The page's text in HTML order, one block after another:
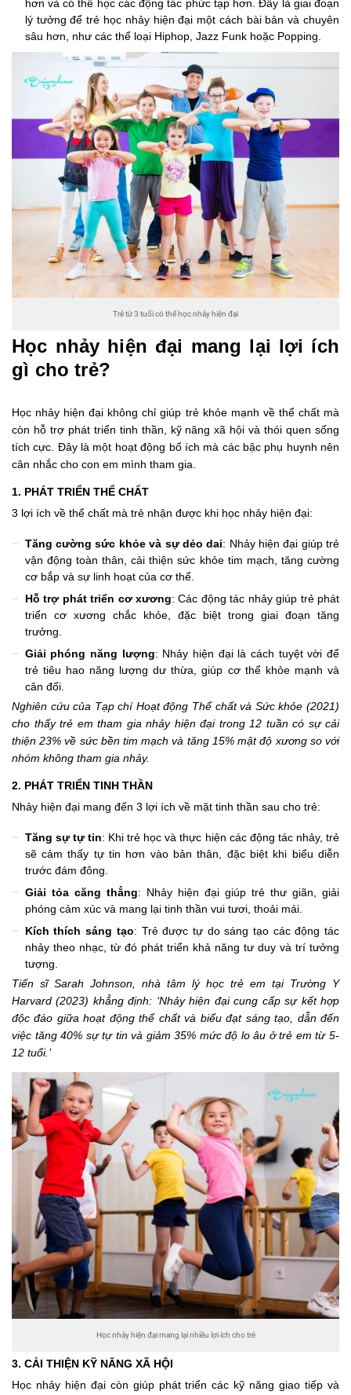
hơn và có thể học các động tác phức tạp hơn. Đây là giai đoạn
lý tưởng để trẻ học nhảy hiện đại một cách bài bản và chuyên
sâu hơn, như các thể loại Hiphop, Jazz Funk hoặc Popping.
Trẻ từ 3 tuổi có thể học nhảy hiện đại
Học nhảy hiện đại mang lại lợi ích
gì cho trẻ?
Học nhảy hiện đại không chỉ giúp trẻ khỏe mạnh về thể chất mà
còn hỗ trợ phát triển tinh thần, kỹ năng xã hội và thói quen sống
tích cực. Đây là một hoạt động bổ ích mà các bậc phụ huynh nên
cân nhắc cho con em mình tham gia.
1. PHÁT TRIỂN THỂ CHẤT
3 lợi ích về thể chất mà trẻ nhận được khi học nhảy hiện đại:
Tăng cường sức khỏe và sự dẻo dai: Nhảy hiện đại giúp trẻ
vận động toàn thân, cải thiện sức khỏe tim mạch, tăng cường
cơ bắp và sự linh hoạt của cơ thể.
Hỗ trợ phát triển cơ xương: Các động tác nhảy giúp trẻ phát
triển cơ xương chắc khỏe, đặc biệt trong giai đoạn tăng
trưởng.
Giải phóng năng lượng: Nhảy hiện đại là cách tuyệt vời để
trẻ tiêu hao năng lượng dư thừa, giúp cơ thể khỏe mạnh và
cân đối.
Nghiên cứu của Tạp chí Hoạt động Thể chất và Sức khỏe (2021)
cho thấy trẻ em tham gia nhảy hiện đại trong 12 tuần có sự cải
thiện 23% về sức bền tim mạch và tăng 15% mật độ xương so với
nhóm không tham gia nhảy.
2. PHÁT TRIỂN TINH THẦN
Nhảy hiện đại mang đến 3 lợi ích về mặt tinh thần sau cho trẻ:
Tăng sự tự tin: Khi trẻ học và thực hiện các động tác nhảy, trẻ
sẽ cảm thấy tự tin hơn vào bản thân, đặc biệt khi biểu diễn
trước đám đông.
Giải tỏa căng thẳng: Nhảy hiện đại giúp trẻ thư giãn, giải
phóng cảm xúc và mang lại tinh thần vui tươi, thoải mái.
Kích thích sáng tạo: Trẻ được tự do sáng tạo các động tác
nhảy theo nhạc, từ đó phát triển khả năng tư duy và trí tưởng
tượng.
Tiến sĩ Sarah Johnson, nhà tâm lý học trẻ em tại Trường Y
Harvard (2023) khẳng định: ‘Nhảy hiện đại cung cấp sự kết hợp
độc đáo giữa hoạt động thể chất và biểu đạt sáng tạo, dẫn đến
việc tăng 40% sự tự tin và giảm 35% mức độ lo âu ở trẻ em từ 5-
12 tuổi.’
Học nhảy hiện đại mang lại nhiều lợi ích cho trẻ
3. CẢI THIỆN KỸ NĂNG XÃ HỘI
Học nhảy hiện đại còn giúp phát triển các kỹ năng giao tiếp và